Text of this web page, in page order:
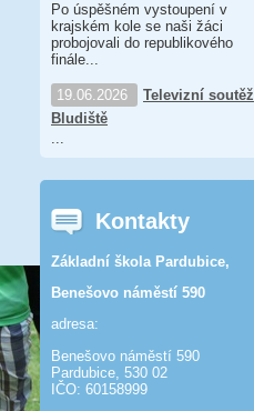
Po úspěšném vystoupení v
krajském kole se naši žáci
probojovali do republikového
finále...
19.06.2026
Televizní soutěž
Bludiště
Kontakty
Základní škola Pardubice,
Benešovo náměstí 590
adresa:
Benešovo náměstí 590
Pardubice, 530 02
IČO: 60158999